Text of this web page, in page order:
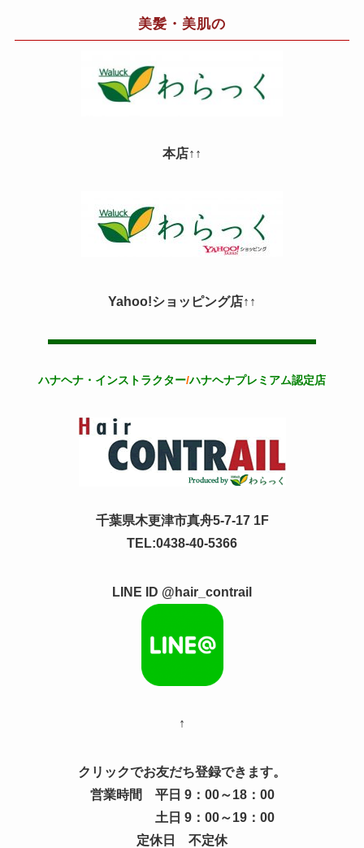
美髪・美肌の
本店↑↑
Yahoo!ショッピング店↑↑
ハナヘナ・インストラクター/ハナヘナプレミアム認定店
千葉県木更津市真舟5-7-17 1F
TEL:0438-40-5366
LINE ID @hair_contrail
↑
クリックでお友だち登録できます。
営業時間 平日 9：00～18：00
土日 9：00～19：00
定休日 不定休